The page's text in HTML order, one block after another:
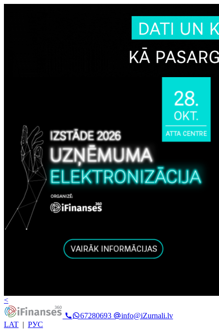
<
67280693
info@iZurnali.lv
LAT | РУС